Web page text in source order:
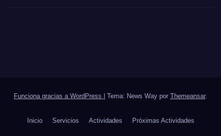
Funciona gracias a WordPress | Tema: News Way por Themeansar.
Inicio Servicios Actividades Próximas Actividades